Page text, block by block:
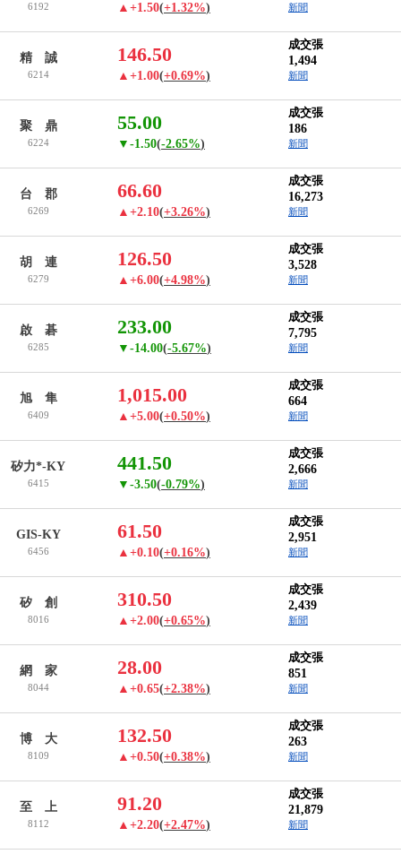
6192 ▲+1.50(+1.32%) 新聞
精 誠
6214
146.50
▲+1.00(+0.69%)
成交張
1,494
新聞
聚 鼎
6224
55.00
▼-1.50(-2.65%)
成交張
186
新聞
台 郡
6269
66.60
▲+2.10(+3.26%)
成交張
16,273
新聞
胡 連
6279
126.50
▲+6.00(+4.98%)
成交張
3,528
新聞
啟 碁
6285
233.00
▼-14.00(-5.67%)
成交張
7,795
新聞
旭 隼
6409
1,015.00
▲+5.00(+0.50%)
成交張
664
新聞
矽力*-KY
6415
441.50
▼-3.50(-0.79%)
成交張
2,666
新聞
GIS-KY
6456
61.50
▲+0.10(+0.16%)
成交張
2,951
新聞
矽 創
8016
310.50
▲+2.00(+0.65%)
成交張
2,439
新聞
網 家
8044
28.00
▲+0.65(+2.38%)
成交張
851
新聞
博 大
8109
132.50
▲+0.50(+0.38%)
成交張
263
新聞
至 上
8112
91.20
▲+2.20(+2.47%)
成交張
21,879
新聞